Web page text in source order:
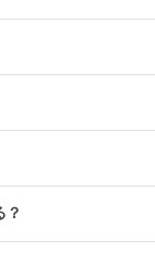
？